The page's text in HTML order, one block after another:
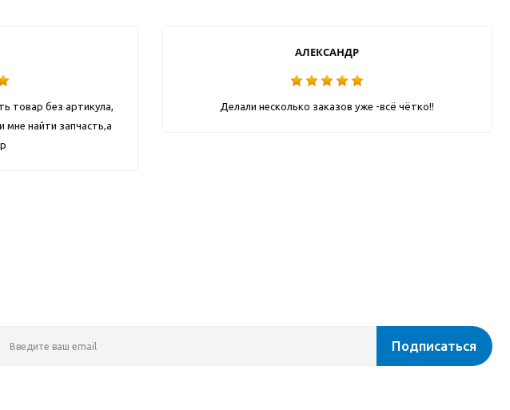
товар без артикула,
мне найти запчасть,а
АЛЕКСАНДР
Делали несколько заказов уже -всё чётко!!
Подписаться